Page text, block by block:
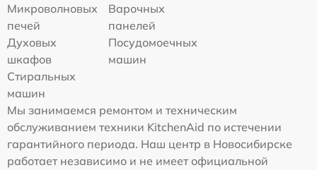
Микроволновых
печей
Варочных
панелей
Духовых
шкафов
Посудомоечных
машин
Стиральных
машин
Мы занимаемся ремонтом и техническим
обслуживанием техники KitchenAid по истечении
гарантийного периода. Наш центр в Новосибирске
работает независимо и не имеет официальной